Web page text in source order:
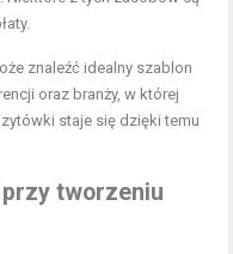
znaleźć idealny szablon
oraz branży, w której
staje się dzięki temu
tworzeniu